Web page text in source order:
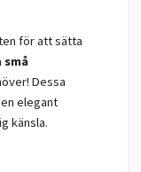
för att sätta
små
Dessa
elegant
känsla.